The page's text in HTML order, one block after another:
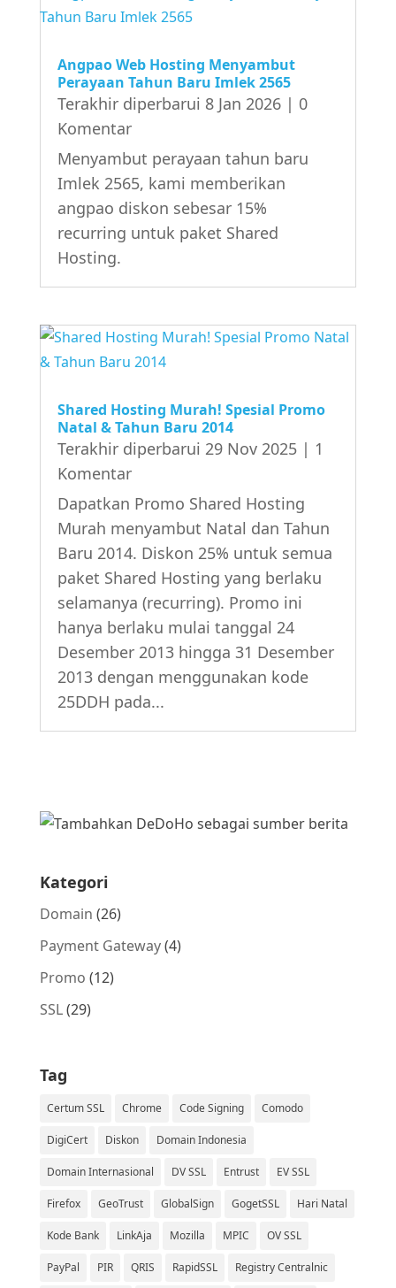
Angpao Web Hosting Menyambut
Perayaan Tahun Baru Imlek 2565
Terakhir diperbarui 8 Jan 2026| 0
Komentar
Menyambut perayaan tahun baru
Imlek 2565, kami memberikan
angpao diskon sebesar 15%
recurring untuk paket Shared
Hosting.
Shared Hosting Murah! Spesial Promo
Natal & Tahun Baru 2014
Terakhir diperbarui 29 Nov 2025| 1
Komentar
Dapatkan Promo Shared Hosting
Murah menyambut Natal dan Tahun
Baru 2014. Diskon 25% untuk semua
paket Shared Hosting yang berlaku
selamanya (recurring). Promo ini
hanya berlaku mulai tanggal 24
Desember 2013 hingga 31 Desember
2013 dengan menggunakan kode
25DDH pada...
Kategori
Domain (26)
Payment Gateway(4)
Promo (12)
SSL(29)
Tag
Certum SSL Chrome Code Signing Comodo
DigiCert Diskon Domain Indonesia
Domain Internasional DV SSL Entrust EV SSL
Firefox GeoTrust GlobalSign GogetSSL Hari Natal
Kode Bank LinkAja Mozilla MPIC OV SSL
PayPal PIR QRIS RapidSSL Registry Centralnic